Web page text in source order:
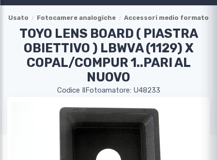
Usato Fotocamere analogiche Accessori medio formato
TOYO LENS BOARD ( PIASTRA
OBIETTIVO ) LBWVA (1129) X
COPAL/COMPUR 1..PARI AL
NUOVO
Codice IlFotoamatore: U48233